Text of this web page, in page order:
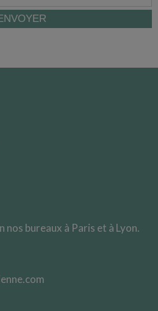
nos bureaux à Paris et à Lyon.